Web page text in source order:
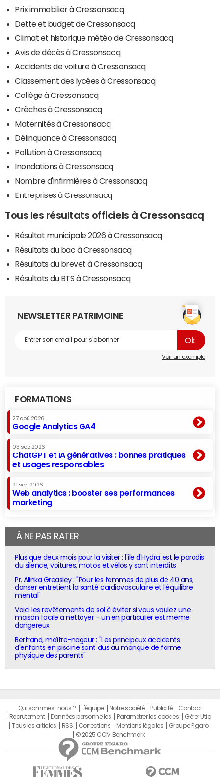
Prix immobilier à Cressonsacq
Dette et budget de Cressonsacq
Climat et historique météo de Cressonsacq
Avis de décès à Cressonsacq
Accidents de voiture à Cressonsacq
Classement des lycées à Cressonsacq
Collège à Cressonsacq
Crèches à Cressonsacq
Maternités à Cressonsacq
Délinquance à Cressonsacq
Pollution à Cressonsacq
Inondations à Cressonsacq
Nombre d'infirmières à Cressonsacq
Entreprises à Cressonsacq
Tous les résultats officiels à Cressonsacq
Résultat municipale 2026 à Cressonsacq
Résultats du bac à Cressonsacq
Résultats du brevet à Cressonsacq
Résultats du BTS à Cressonsacq
NEWSLETTER PATRIMOINE
Voir un exemple
FORMATIONS
27 aoû 2026
Google Analytics GA4
03 sep 2026
ChatGPT et IA génératives : bonnes pratiques
et usages responsables
21 sep 2026
Web analytics : booster ses performances
marketing
À NE PAS RATER
Plus que deux mois pour la visiter : l'île d'Hydra est le paradis
du silence, voitures, motos et vélos y sont interdits
Pr. Alinka Greasley : "Pour les femmes de plus de 40 ans,
danser entretient la santé cardiovasculaire et l'équilibre
mental"
Voici les revêtements de sol à éviter si vous voulez une
maison facile à nettoyer - un en particulier est même
dangereux
Bertrand, maître-nageur : "Les principaux accidents
d'enfants en piscine sont dus au manque de forme
physique des parents"
Qui sommes-nous ? L'équipe Notre société Publicité
Contact
Recrutement
Données personnelles Paramétrer les cookies
Gérer Utiq
Tous les articles
RSS Corrections Mentions légales
Groupe Figaro
© 2025 CCM Benchmark